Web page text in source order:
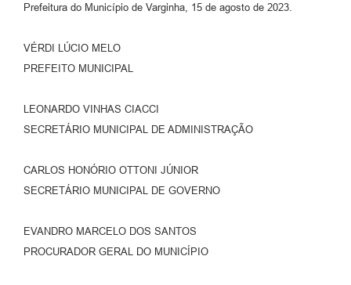
Prefeitura do Município de Varginha, 15 de agosto de 2023.
VÉRDI LÚCIO MELO
PREFEITO MUNICIPAL
LEONARDO VINHAS CIACCI
SECRETÁRIO MUNICIPAL DE ADMINISTRAÇÃO
CARLOS HONÓRIO OTTONI JÚNIOR
SECRETÁRIO MUNICIPAL DE GOVERNO
EVANDRO MARCELO DOS SANTOS
PROCURADOR GERAL DO MUNICÍPIO